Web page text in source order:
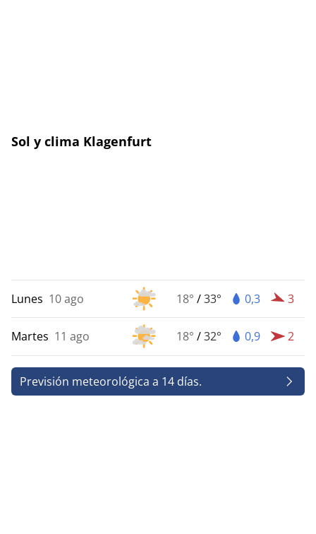
Sol y clima Klagenfurt
Lunes 10 ago 18° /33° 0,3 3
Martes 11 ago 18° /32° 0,9 2
Previsión meteorológica a 14 días.